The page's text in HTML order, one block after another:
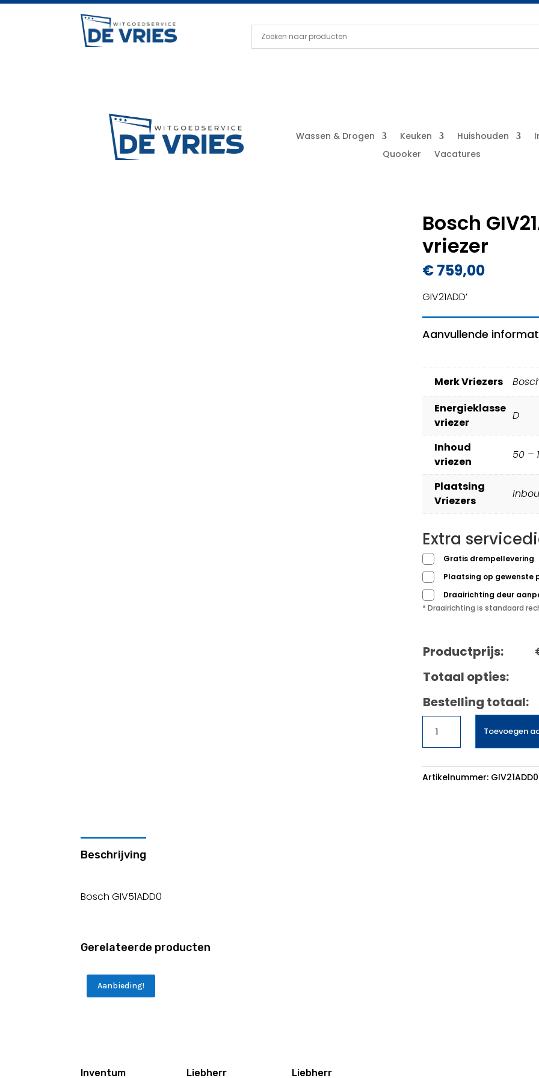
Wassen & Drogen Keuken Huishouden
Quooker
Vacatures
Bosch
vriezer
€759,00
GIV21ADD’
Aanvullende
Merk Vriezers
Energieklasse
vriezer
D
Inhoud
vriezen
50 –
Plaatsing
Vriezers
Extra
Gratis drempellevering
Plaatsing op gewenste
Draairichting deur
* Draairichting is standaard
Productprijs:
Totaal opties:
Bestelling totaal:
GIV21ADD0
inbouw
vriezer
aantal
Toevoegen
Artikelnummer: GIV21ADD0
Beschrijving
Bosch GIV51ADD0
Gerelateerde producten
Aanbieding!
Inventum Liebherr Liebherr